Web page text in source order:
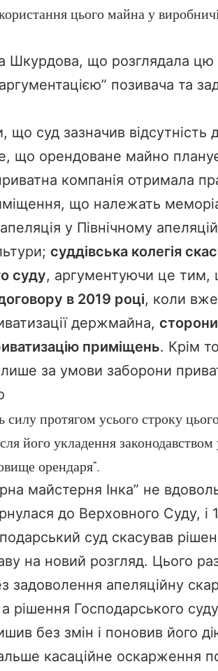
цього майна у
що розглядала цю
позивача та
що суд зазначив відсутність
що орендоване майно
компанія отримала
що належать
у Північному
суддівська колегія
суду, аргументуючи це тим,
в 2019 році, коли
держмайна,
приміщень. Крім
за умови заборони
силу протягом усього строку
його укладення
орендаря”.
майстерня Інка” не
до Верховного Суду,
суд скасував
на новий розгляд. Цього
задоволення апеляційну
рішення Господарського
без змін і поновив його
касаційне оскарження